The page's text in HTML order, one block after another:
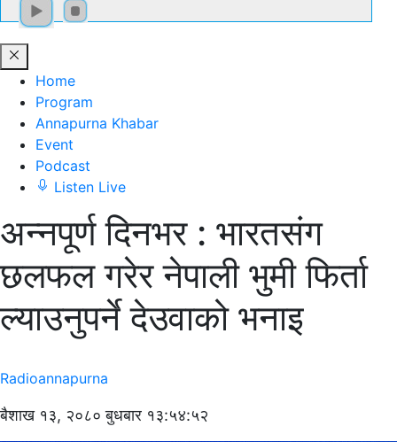
Home
Program
Annapurna Khabar
Event
Podcast
Listen Live
अन्नपूर्ण दिनभर : भारतसंग
छलफल गरेर नेपाली भुमी फिर्ता
ल्याउनुपर्ने देउवाको भनाइ
Radioannapurna
बैशाख १३, २०८० बुधबार १३:५४:५२